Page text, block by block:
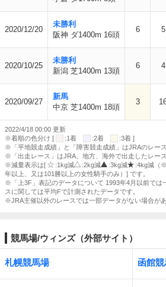
2020/12/20
未勝利
阪神 ダ1400m 16頭
6 5
2020/10/25
未勝利
新潟 芝1400m 13頭
6 4
2020/09/27
新馬
中京 芝1400m 18頭
3
2022/4/18 00:00 更新
※着順の色分け [
:1着 :2着
:3着 ]
※「平地競走成績」と「障害競走成績」はJRAのレー
※「出走レース」はJRA、地方、海外で出走したレー
※減量表示は[
:1kg減 :2kg減 :3kg減 :4kg減（※
年以上、又は101勝以上の女性騎手のみ）] です。
※「上3F」表記のデータについて 1993年4月以前では
スに関しては平均Fで計測されたデータです。
※JRA主催以外のレースでは一部データがない場合があ
競馬場/ウィンズ（外部サイト）
札幌競馬場 函館